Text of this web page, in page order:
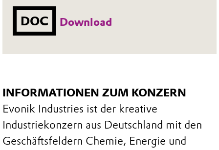
DOC Download
INFORMATIONEN ZUM KONZERN
Evonik Industries ist der kreative
Industriekonzern aus Deutschland mit den
Geschäftsfeldern Chemie, Energie und